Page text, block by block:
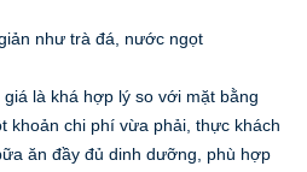
như trà đá, nước ngọt
là khá hợp lý so với mặt bằng
khoản chi phí vừa phải, thực khách
ăn đầy đủ dinh dưỡng, phù hợp